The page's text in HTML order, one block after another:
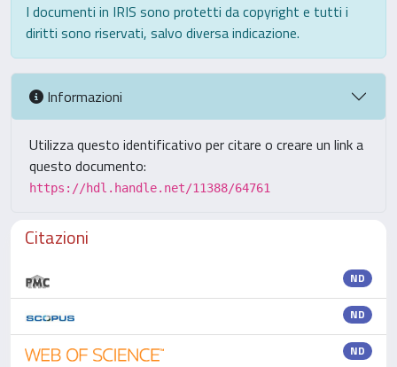
I documenti in IRIS sono protetti da copyright e tutti i
diritti sono riservati, salvo diversa indicazione.
Informazioni
Utilizza questo identificativo per citare o creare un link a
questo documento:
https://hdl.handle.net/11388/64761
Citazioni
ND
ND
ND